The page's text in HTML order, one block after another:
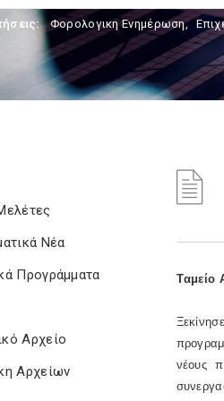
Φορολογικη Ενημέρωση,
Νέα
Προγράμματα
Αρχείο
Αρχείων
Tαμείο
νέους